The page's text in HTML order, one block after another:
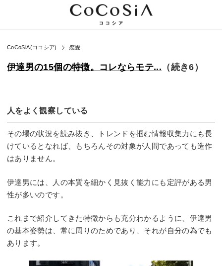
CoCoSiA(ココシア) 恋愛
伊達男の15個の特徴。コレならモテ... （続き6）
人をよく観察している
その場の状況を読み抜き、トレンドを掴む情報収集力にも長
けているとなれば、もちろんその対象が人間であっても造作
はありません。
伊達男には、人の本質を細かく見抜く能力にも定評がある男
性が多いのです。
これまで紹介してきた特徴からも充分わかるように、伊達男
の基本姿勢は、常に周りのためであり、それが自分の為でも
あります。